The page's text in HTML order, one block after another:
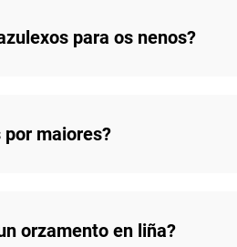
para os nenos?
maiores?
orzamento en liña?